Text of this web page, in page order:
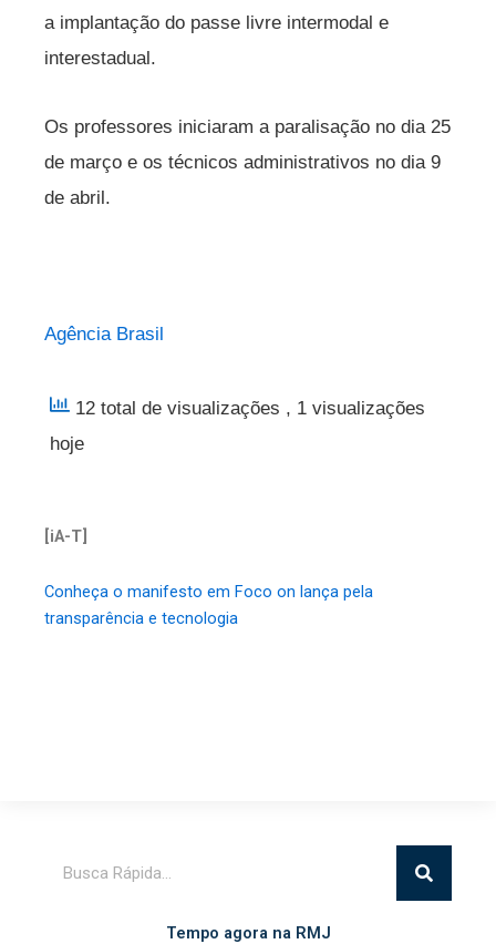
a implantação do passe livre intermodal e
interestadual.
Os professores iniciaram a paralisação no dia 25
de março e os técnicos administrativos no dia 9
de abril.
Agência Brasil
12 total de visualizações , 1 visualizações
hoje
[iA-T]
Conheça o manifesto em Foco on lança pela
transparência e tecnologia
Tempo agora na RMJ